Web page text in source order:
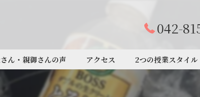
042-
ん・親御さんの声 アクセス 2つの授業スタイル